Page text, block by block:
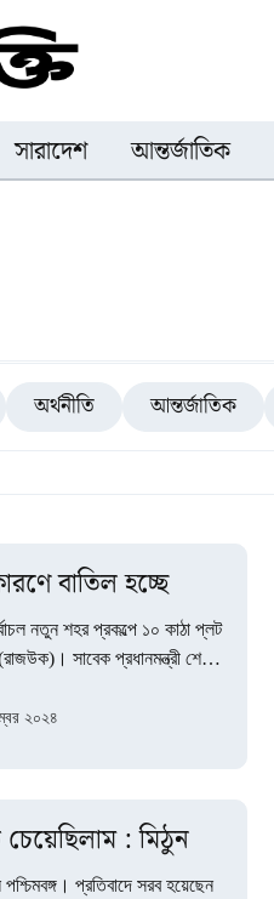
সারাদেশ আন্তর্জাতিক
অর্থনীতি আন্তর্জাতিক
বাতিল হচ্ছে
নতুন শহর প্রকল্পে ১০ কাঠা প্লট
সাবেক প্রধানমন্ত্রী শেখ
২০২৪
: মিঠুন
প্রতিবাদে সরব হয়েছেন